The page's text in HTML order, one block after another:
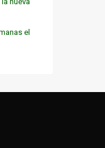
el